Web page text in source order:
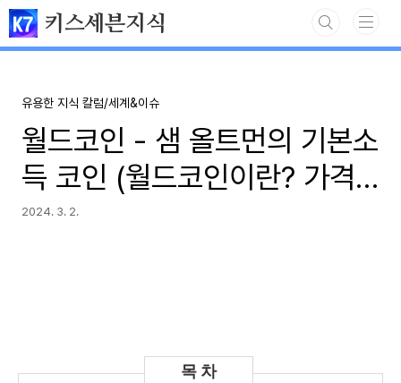
본문 바로가기
키스세븐지식
유용한 지식 칼럼/세계&이슈
월드코인 - 샘 올트먼의 기본소
득 코인 (월드코인이란? 가격
과 홍채)
2024. 3. 2.